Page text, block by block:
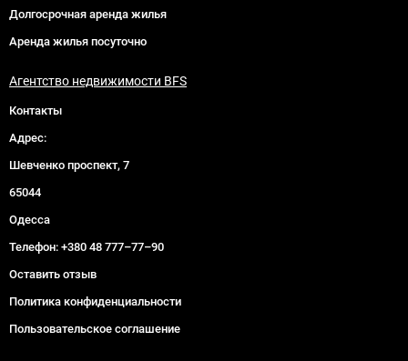
Долгосрочная аренда жилья
Аренда жилья посуточно
Агентство недвижимости BFS
Контакты
Адрес:
Шевченко проспект, 7
65044
Одесса
Телефон: +380 48 777–77–90
Оставить отзыв
Политика конфиденциальности
Пользовательское соглашение